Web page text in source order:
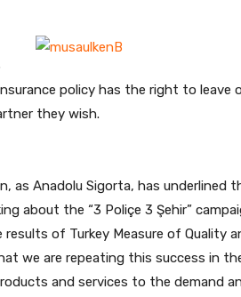
policy has the right to leave
they wish.
as Anadolu Sigorta, has underlined
about the “3 Poliçe 3 Şehir”
of Turkey Measure of Quality
we are repeating this success in
and services to the demand